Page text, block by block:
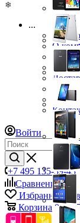
❄
...
О
Как
Войти
+7 495 135-39-43
Сравнение0
Избранные
Корзина 0